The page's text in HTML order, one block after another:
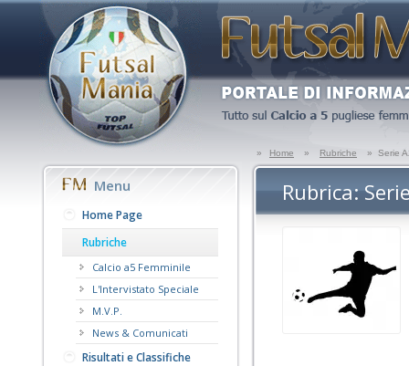
» Home » Rubriche » Serie
Menu
Home Page
Rubriche
Calcio a5 Femminile
L'Intervistato Speciale
M.V.P.
News & Comunicati
Risultati e Classifiche
Rubrica: